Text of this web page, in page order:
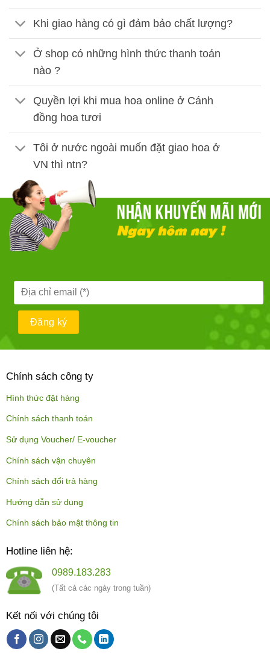
Khi giao hàng có gì đảm bảo chất lượng?
Ở shop có những hình thức thanh toán
nào ?
Quyền lợi khi mua hoa online ở Cánh
đồng hoa tươi
Tôi ở nước ngoài muốn đặt giao hoa ở
VN thì ntn?
Chính sách công ty
Hình thức đặt hàng
Chính sách thanh toán
Sử dụng Voucher/ E-voucher
Chính sách vận chuyên
Chính sách đổi trả hàng
Hướng dẫn sử dụng
Chính sách bảo mật thông tin
Hotline liên hệ:
0989.183.283
(Tất cả các ngày trong tuần)
Kết nối với chúng tôi